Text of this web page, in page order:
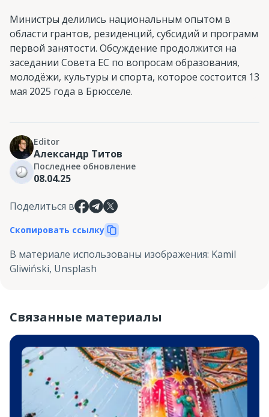
Министры делились национальным опытом в
области грантов, резиденций, субсидий и программ
первой занятости. Обсуждение продолжится на
заседании Совета ЕС по вопросам образования,
молодёжи, культуры и спорта, которое состоится 13
мая 2025 года в Брюсселе.
Editor
Александр Титов
Последнее обновление
08.04.25
Поделиться в
Скопировать ссылку
В материале использованы изображения: Kamil
Gliwiński, Unsplash
Связанные материалы